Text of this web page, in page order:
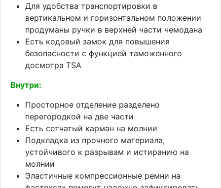
Для удобства транспортировки в
вертикальном и горизонтальном положении
продуманы ручки в верхней части чемодана
Есть кодовый замок для повышения
безопасности с функцией таможенного
досмотра TSA
Внутри:
Просторное отделение разделено
перегородкой на две части
Есть сетчатый карман на молнии
Подкладка из прочного материала,
устойчивого к разрывам и истиранию на
молнии
Эластичные компрессионные ремни на